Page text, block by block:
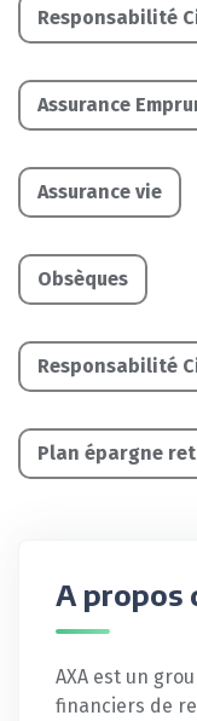
Responsabilité
Assurance
Assurance vie
Obsèques
Responsabilité
Plan épargne
A propos
AXA est un
financiers de